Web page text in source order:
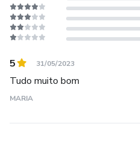
5 31/05/2023
Tudo muito bom
MARIA